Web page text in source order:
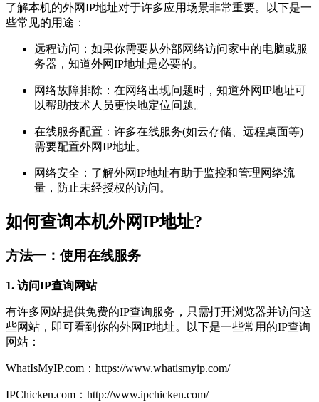
了解本机的外网IP地址对于许多应用场景非常重要。以下是一
些常见的用途：
远程访问：如果你需要从外部网络访问家中的电脑或服
务器，知道外网IP地址是必要的。
网络故障排除：在网络出现问题时，知道外网IP地址可
以帮助技术人员更快地定位问题。
在线服务配置：许多在线服务(如云存储、远程桌面等)
需要配置外网IP地址。
网络安全：了解外网IP地址有助于监控和管理网络流
量，防止未经授权的访问。
如何查询本机外网IP地址?
方法一：使用在线服务
1. 访问IP查询网站
有许多网站提供免费的IP查询服务，只需打开浏览器并访问这
些网站，即可看到你的外网IP地址。以下是一些常用的IP查询
网站：
WhatIsMyIP.com：https://www.whatismyip.com/
IPChicken.com：http://www.ipchicken.com/